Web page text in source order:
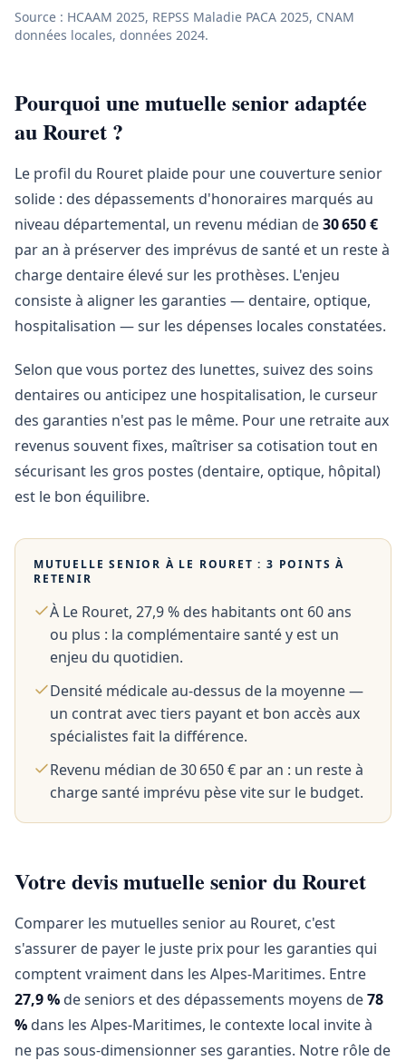
Source : HCAAM 2025, REPSS Maladie PACA 2025, CNAM
données locales, données 2024.
Pourquoi une mutuelle senior adaptée
au Rouret ?
Le profil du Rouret plaide pour une couverture senior
solide : des dépassements d'honoraires marqués au
niveau départemental, un revenu médian de30 650 €
par an à préserver des imprévus de santé et un reste à
charge dentaire élevé sur les prothèses. L'enjeu
consiste à aligner les garanties — dentaire, optique,
hospitalisation — sur les dépenses locales constatées.
Selon que vous portez des lunettes, suivez des soins
dentaires ou anticipez une hospitalisation, le curseur
des garanties n'est pas le même. Pour une retraite aux
revenus souvent fixes, maîtriser sa cotisation tout en
sécurisant les gros postes (dentaire, optique, hôpital)
est le bon équilibre.
MUTUELLE SENIOR À LE ROURET : 3 POINTS À
RETENIR
À Le Rouret, 27,9 % des habitants ont 60 ans
ou plus : la complémentaire santé y est un
enjeu du quotidien.
Densité médicale au-dessus de la moyenne —
un contrat avec tiers payant et bon accès aux
spécialistes fait la différence.
Revenu médian de 30 650 € par an : un reste à
charge santé imprévu pèse vite sur le budget.
Votre devis mutuelle senior du Rouret
Comparer les mutuelles senior au Rouret, c'est
s'assurer de payer le juste prix pour les garanties qui
comptent vraiment dans les Alpes-Maritimes. Entre
27,9 % de seniors et des dépassements moyens de78
% dans les Alpes-Maritimes, le contexte local invite à
ne pas sous-dimensionner ses garanties. Notre rôle de